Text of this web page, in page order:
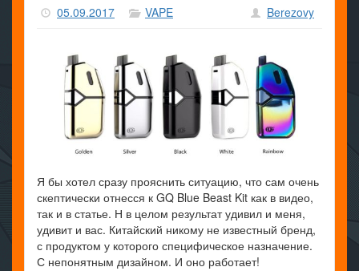
05.09.2017 VAPE Berezovy
Я бы хотел сразу прояснить ситуацию, что сам очень
скептически отнесся к GQ Blue Beast Kit как в видео,
так и в статье. Н в целом результат удивил и меня,
удивит и вас. Китайский никому не известный бренд,
с продуктом у которого специфическое назначение.
С непонятным дизайном. И оно работает!